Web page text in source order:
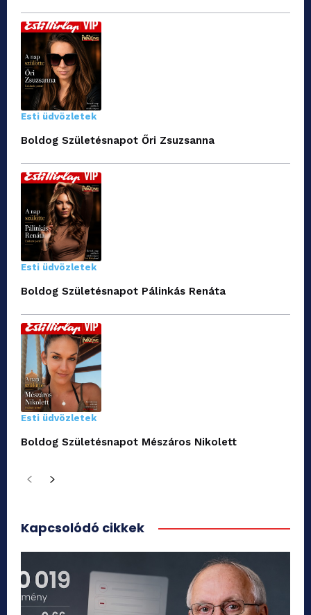
Esti üdvözletek
Boldog Születésnapot Őri Zsuzsanna
Esti üdvözletek
Boldog Születésnapot Pálinkás Renáta
Esti üdvözletek
Boldog Születésnapot Mészáros Nikolett
Kapcsolódó cikkek